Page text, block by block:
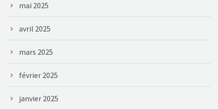
mai 2025
avril 2025
mars 2025
février 2025
janvier 2025